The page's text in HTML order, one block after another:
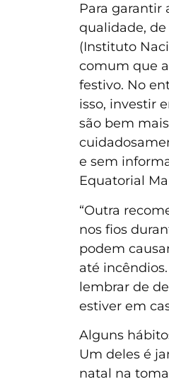
Para garantir
qualidade,
(Instituto
comum que
festivo. No
isso, investir
são bem
e sem
Equatorial
“Outra
nos fios
podem
até
lembrar de
estiver em
Alguns
Um deles é
natal na